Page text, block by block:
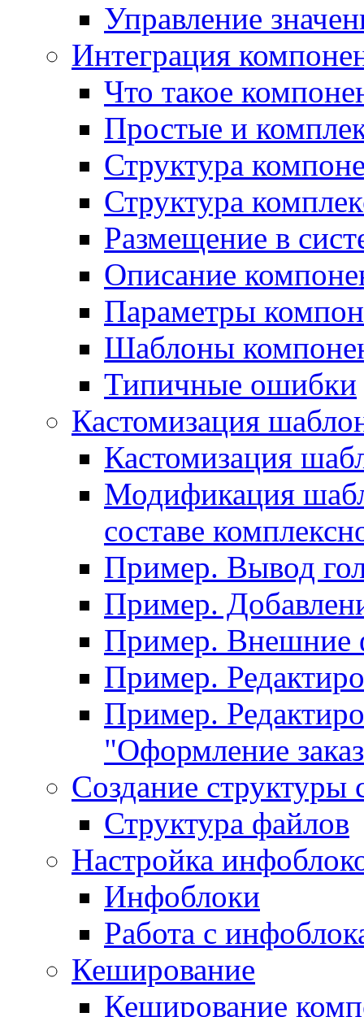
Управление
Интеграция
Что такое
Простые и
Структура
Структура
Размещение в
Описание
Параметры
Шаблоны
Типичные ошибки
Кастомизация
Кастомизация
Модификация
составе
Пример. Вывод
Пример.
Пример. Внешние
Пример.
Пример.
"Оформление
Создание структуры
Структура файлов
Настройка
Инфоблоки
Работа с
Кеширование
Кеширование